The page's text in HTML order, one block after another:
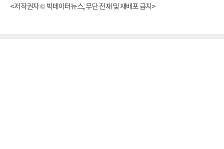
<저작권자 © 빅데이터뉴스, 무단 전재 및 재배포 금지>